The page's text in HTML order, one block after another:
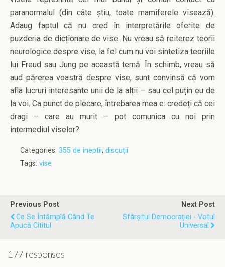
paranormalul (din câte știu, toate mamiferele visează).
Adaug faptul că nu cred în interpretările oferite de
puzderia de dicționare de vise. Nu vreau să reiterez teorii
neurologice despre vise, la fel cum nu voi sintetiza teoriile
lui Freud sau Jung pe această temă. În schimb, vreau să
aud părerea voastră despre vise, sunt convinsă că vom
afla lucruri interesante unii de la alții – sau cel puțin eu de
la voi. Ca punct de plecare, întrebarea mea e: credeți că cei
dragi – care au murit – pot comunica cu noi prin
intermediul viselor?
Categories: 355 de ineptii, discuții
Tags: vise
Previous Post
Ce Se Întâmplă Când Te
Apucă Cititul
Next Post
Sfârșitul Democrației - Votul
Universal
177 responses